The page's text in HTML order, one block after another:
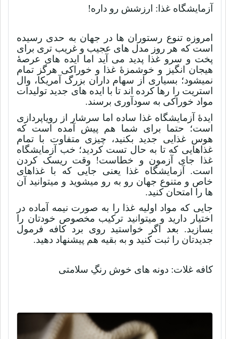
آزمایشگاه غذا: ارزشش رو داره!
امروزه تنوع رستوران ها در جهان به حدی رسیده
است که هر روز مدل های عجیب و غریب تری برای
پخت و سرو غذا پدید می آید اما ایده های عرصۀ
هیجان انگیز و خوشمزۀ غذا و خوراکی هرگز تمام
نمیشود؛ بسیاری از سهام داران بزرگ آمریکا، وال
استریت را رها کرده اند تا با ایده های جدید تولیدات
مواد خوراکی به سودآوری برسند.
ایدۀ آزمایشگاه غذا ساده اما سرشار از رویاپردازی
است؛ حتما برای شما هم پیش آمده است که
هوس غذایی جدید بکنید، چیزی متفاوت با تمام
غذاهایی که تا به حال تست کردید؛ خب آزمایشگاه
غذا جای آزمون و خطاست! وقت ریسک کردن
است. آزمایشگاه غذا یعنی جایی که با غذاهای
خاص و متنوع جهان رو به رو میشوید و میتوانید آن
ها را امتحان کنید.
جایی که مواد اولیه غذا را به صورت نیمه آماده در
اختیار دارید و میتوانید ترکیب مخصوص خودتان را
بسازید. بعد اگر خواستید روی برد کافه فرمول
جدیدتان را ثبت کنید و به بقیه هم پیشنهاد دهید.
کافه غلات: دونه های خوش رنگِ سلامتی